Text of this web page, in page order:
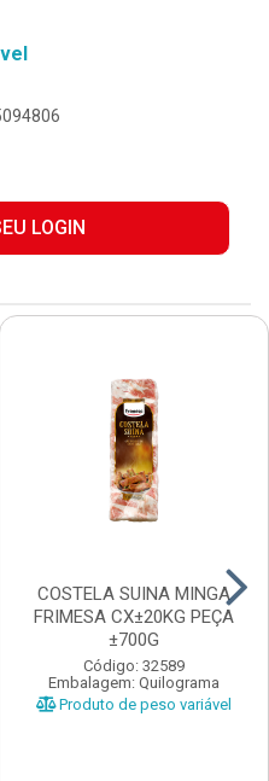
LOGIN
COSTELA SUINA MINGA
FRIMESA CX±20KG PEÇA
±700G
Código: 32589
Embalagem: Quilograma
Produto de peso variável